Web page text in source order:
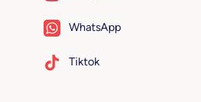
WhatsApp
Tiktok